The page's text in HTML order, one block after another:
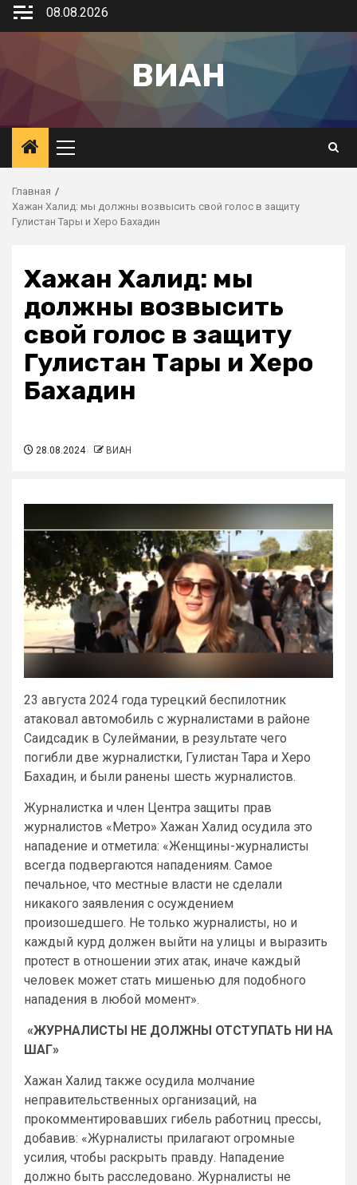
08.08.2026
ВИАН
Главная
Хажан Халид: мы должны возвысить свой голос в защиту
Гулистан Тары и Херо Бахадин
Хажан Халид: мы
должны возвысить
свой голос в защиту
Гулистан Тары и Херо
Бахадин
28.08.2024 ВИАН
23 августа 2024 года турецкий беспилотник
атаковал автомобиль с журналистами в районе
Саидсадик в Сулеймании, в результате чего
погибли две журналистки, Гулистан Тара и Херо
Бахадин, и были ранены шесть журналистов.
Журналистка и член Центра защиты прав
журналистов «Метро» Хажан Халид осудила это
нападение и отметила: «Женщины-журналисты
всегда подвергаются нападениям. Самое
печальное, что местные власти не сделали
никакого заявления с осуждением
произошедшего. Не только журналисты, но и
каждый курд должен выйти на улицы и выразить
протест в отношении этих атак, иначе каждый
человек может стать мишенью для подобного
нападения в любой момент».
«ЖУРНАЛИСТЫ НЕ ДОЛЖНЫ ОТСТУПАТЬ НИ НА
ШАГ»
Хажан Халид также осудила молчание
неправительственных организаций, на
прокомментировавших гибель работниц прессы,
добавив: «Журналисты прилагают огромные
усилия, чтобы раскрыть правду. Нападение
должно быть расследовано. Журналисты не